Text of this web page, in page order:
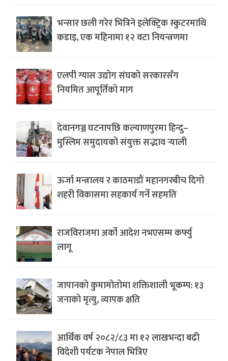
भन्सार छली गरेर भित्रिने इलेक्ट्रिक स्कुटरमाथि
कडाइ, एक महिनामा १२ वटा नियन्त्रणमा
एलपी ग्यास उद्योग संघको सरकारसँग
नियमित आपूर्तिको माग
देवानगञ्ज घटनापछि कल्याणपुरमा हिन्दु–
मुस्लिम समुदायको संयुक्त सद्भाव र्‍याली
ऊर्जा मन्त्रालय र काठमाडौं महानगरबीच दिगो
शहरी विकासमा सहकार्य गर्ने सहमति
राजविराजमा अर्को आदेश नभएसम्म कर्फ्यु
लागू
जापानको कुमामोतोमा शक्तिशाली भूकम्प: १३
जनाको मृत्यु, व्यापक क्षति
आर्थिक वर्ष २०८२/८३ मा १२ लाखभन्दा बढी
विदेशी पर्यटक नेपाल भित्रिए